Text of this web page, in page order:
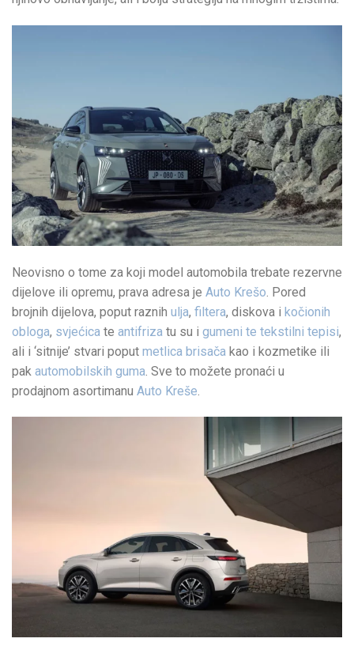
Neovisno o tome za koji model automobila trebate rezervne
dijelove ili opremu, prava adresa je Auto Krešo . Pored
brojnih dijelova, poput raznih ulja, filtera, diskova i kočionih
obloga, svjećica te antifriza tu su i gumeni te tekstilni tepisi,
ali i ‘sitnije’ stvari poput metlica brisača kao i kozmetike ili
pak automobilskih guma . Sve to možete pronaći u
prodajnom asortimanu Auto Kreše